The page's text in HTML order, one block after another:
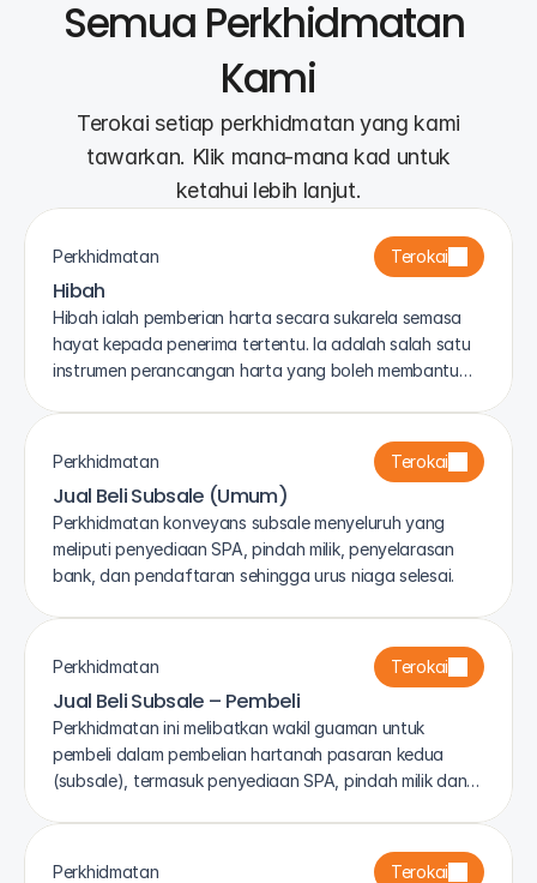
Semua Perkhidmatan
Kami
Terokai setiap perkhidmatan yang kami
tawarkan. Klik mana-mana kad untuk
ketahui lebih lanjut.
Perkhidmatan Terokai
Hibah
Hibah ialah pemberian harta secara sukarela semasa
hayat kepada penerima tertentu. Ia adalah salah satu
instrumen perancangan harta yang boleh membantu
Perkhidmatan Terokai
Jual Beli Subsale (Umum)
Perkhidmatan konveyans subsale menyeluruh yang
meliputi penyediaan SPA, pindah milik, penyelarasan
bank, dan pendaftaran sehingga urus niaga selesai.
Perkhidmatan Terokai
Jual Beli Subsale – Pembeli
Perkhidmatan ini melibatkan wakil guaman untuk
pembeli dalam pembelian hartanah pasaran kedua
(subsale), termasuk penyediaan SPA, pindah milik dan
Perkhidmatan Terokai